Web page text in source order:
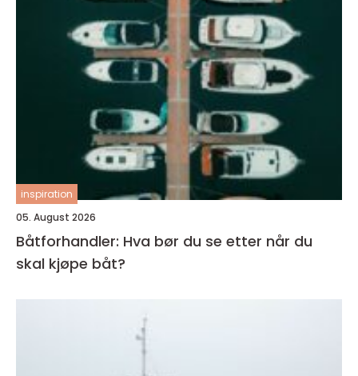
inspiration
05. August 2026
Båtforhandler: Hva bør du se etter når du
skal kjøpe båt?